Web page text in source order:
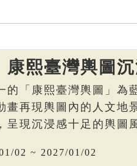
康熙臺灣輿圖
的「康熙臺灣輿圖」為
畫再現輿圖內的人文地
呈現沉浸感十足的輿圖
02 ~ 2027/01/02